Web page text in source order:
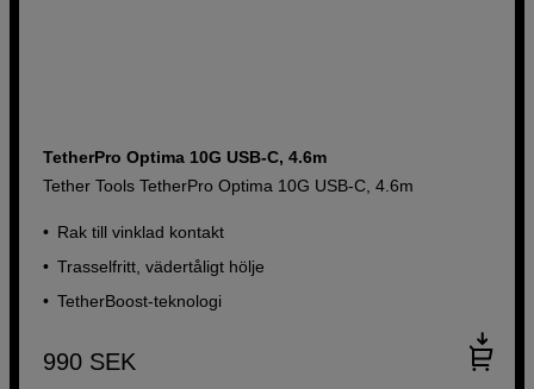
TetherPro Optima 10G USB-C, 4.6m
Tether Tools TetherPro Optima 10G USB-C, 4.6m
Rak till vinklad kontakt
Trasselfritt, vädertåligt hölje
TetherBoost-teknologi
990 SEK